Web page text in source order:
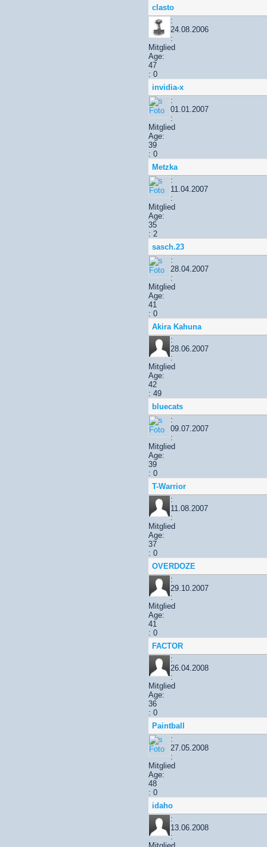
clasto
:
24.08.2006
:
Mitglied
Age:
47
: 0
invidia-x
:
01.01.2007
:
Mitglied
Age:
39
: 0
Metzka
:
11.04.2007
:
Mitglied
Age:
35
: 2
sasch.23
:
28.04.2007
:
Mitglied
Age:
41
: 0
Akira Kahuna
:
28.06.2007
:
Mitglied
Age:
42
: 49
bluecats
:
09.07.2007
:
Mitglied
Age:
39
: 0
T-Warrior
:
11.08.2007
:
Mitglied
Age:
37
: 0
OVERDOZE
:
29.10.2007
:
Mitglied
Age:
41
: 0
FACTOR
:
26.04.2008
:
Mitglied
Age:
36
: 0
Paintball
:
27.05.2008
:
Mitglied
Age:
48
: 0
idaho
:
13.06.2008
: